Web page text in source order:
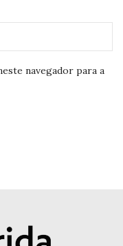
navegador para a